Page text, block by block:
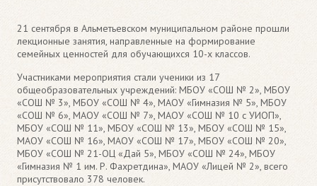
21 сентября в Альметьевском муниципальном районе прошли
лекционные занятия, направленные на формирование
семейных ценностей для обучающихся 10-х классов.
Участниками мероприятия стали ученики из 17
общеобразовательных учреждений: МБОУ «СОШ № 2», МБОУ
«СОШ № 3», МБОУ «СОШ № 4», МАОУ «Гимназия № 5», МБОУ
«СОШ № 6», МАОУ «СОШ № 7», МАОУ «СОШ № 10 с УИОП»,
МБОУ «СОШ № 11», МБОУ «СОШ № 13», МБОУ «СОШ № 15»,
МАОУ «СОШ № 16», МАОУ «СОШ № 17», МБОУ «СОШ № 20»,
МБОУ «СОШ № 21-ОЦ «Дай 5», МБОУ «СОШ № 24», МБОУ
«Гимназия № 1 им. Р. Фахретдина», МАОУ «Лицей № 2», всего
присутствовало 378 человек.